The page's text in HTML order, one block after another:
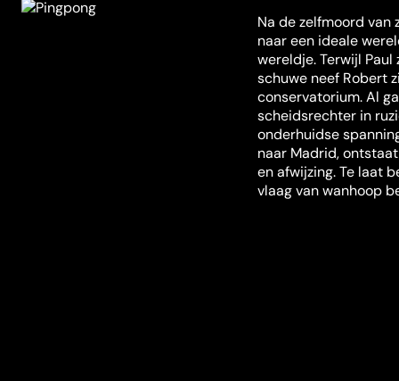
Na de zelfmoord van
naar een ideale
wereldje. Terwijl
schuwe neef Robert
conservatorium. Al
scheidsrechter in
onderhuidse
naar Madrid,
en afwijzing. Te laat
vlaag van wanhoop